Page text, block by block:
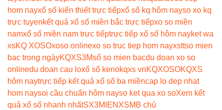
hom nayxổ số kiến thiết trực tiếpxổ số kq hôm nayso xo kq
trực tuyenkết quả xổ số miền bắc trực tiếpxo so miền
namxổ số miền nam trực tiếptrực tiếp xổ số hôm nayket wa
xsKQ XOSOxoso onlinexo so truc tiep hom nayxsttso mien
bac trong ngàyKQXS3Msố so mien bacdu doan xo so
onlinedu doan cau loxổ số kenokqxs vnKQXOSOKQXS
hôm naytrực tiếp kết quả xổ số ba miềncap lo dep nhat
hom naysoi cầu chuẩn hôm nayso ket qua xo soXem kết
quả xổ số nhanh nhấtSX3MIEN XSMB chủ